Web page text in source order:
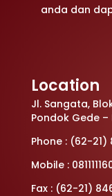
anda dan
Location
Jl. Sangata,
Pondok Gede –
Phone : (62-
Mobile :
Fax : (62-21)